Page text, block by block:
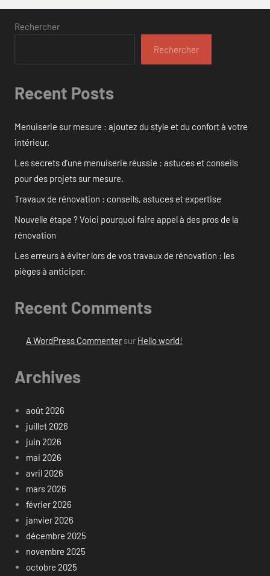
Rechercher
Rechercher
Recent Posts
Menuiserie sur mesure : ajoutez du style et du confort à votre
intérieur.
Les secrets d’une menuiserie réussie : astuces et conseils
pour des projets sur mesure.
Travaux de rénovation : conseils, astuces et expertise
Nouvelle étape ? Voici pourquoi faire appel à des pros de la
rénovation
Les erreurs à éviter lors de vos travaux de rénovation : les
pièges à anticiper.
Recent Comments
A WordPress Commentersur Hello world!
Archives
août 2026
juillet 2026
juin 2026
mai 2026
avril 2026
mars 2026
février 2026
janvier 2026
décembre 2025
novembre 2025
octobre 2025